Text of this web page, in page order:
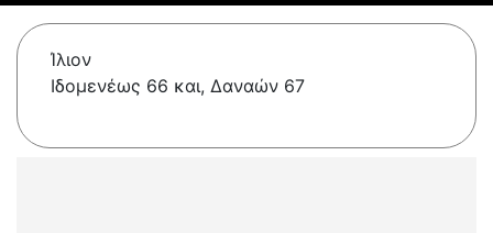
Ίλιον
Ιδομενέως 66 και, Δαναών 67